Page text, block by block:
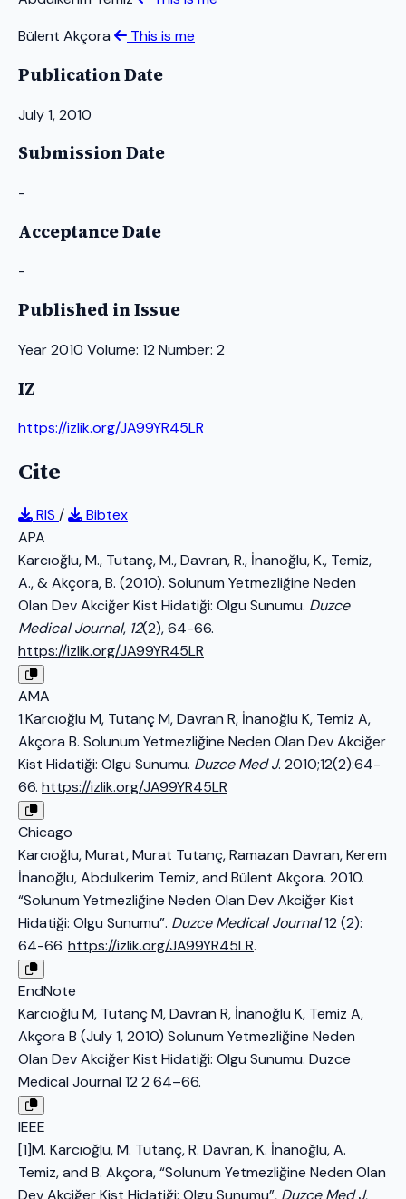
Bülent Akçora
This is me
Publication Date
July 1, 2010
Submission Date
-
Acceptance Date
-
Published in Issue
Year 2010 Volume: 12 Number: 2
IZ
https://izlik.org/JA99YR45LR
Cite
RIS /
Bibtex
APA
Karcıoğlu, M., Tutanç, M., Davran, R., İnanoğlu, K., Temiz,
A., & Akçora, B. (2010). Solunum Yetmezliğine Neden
Olan Dev Akciğer Kist Hidatiği: Olgu Sunumu. Duzce
Medical Journal, 12(2), 64-66.
https://izlik.org/JA99YR45LR
AMA
1.Karcıoğlu M, Tutanç M, Davran R, İnanoğlu K, Temiz A,
Akçora B. Solunum Yetmezliğine Neden Olan Dev Akciğer
Kist Hidatiği: Olgu Sunumu. Duzce Med J. 2010;12(2):64-
66. https://izlik.org/JA99YR45LR
Chicago
Karcıoğlu, Murat, Murat Tutanç, Ramazan Davran, Kerem
İnanoğlu, Abdulkerim Temiz, and Bülent Akçora. 2010.
“Solunum Yetmezliğine Neden Olan Dev Akciğer Kist
Hidatiği: Olgu Sunumu”. Duzce Medical Journal12 (2):
64-66. https://izlik.org/JA99YR45LR.
EndNote
Karcıoğlu M, Tutanç M, Davran R, İnanoğlu K, Temiz A,
Akçora B (July 1, 2010) Solunum Yetmezliğine Neden
Olan Dev Akciğer Kist Hidatiği: Olgu Sunumu. Duzce
Medical Journal 12 2 64–66.
IEEE
[1]M. Karcıoğlu, M. Tutanç, R. Davran, K. İnanoğlu, A.
Temiz, and B. Akçora, “Solunum Yetmezliğine Neden Olan
Dev Akciğer Kist Hidatiği: Olgu Sunumu”, Duzce Med J,